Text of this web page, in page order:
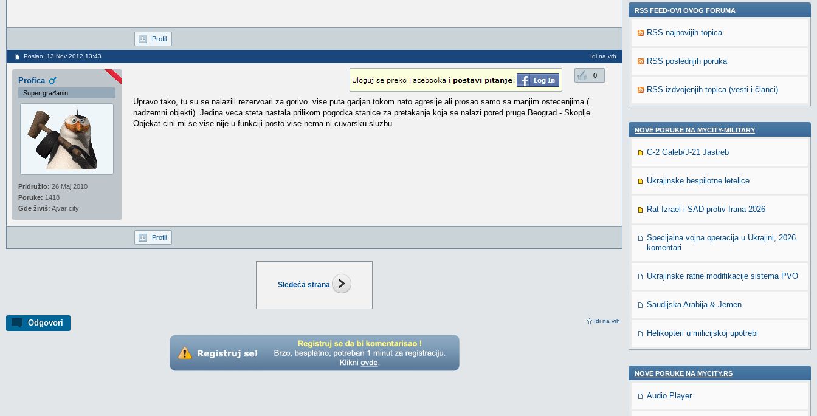
Sledeća strana
Odgovori Idi na vrh
Profil
Poslao: 13 Nov 2012 13:43 Idi na vrh
Profica
Super građanin
Pridružio: 26 Maj 2010
Poruke: 1418
Gde živiš: Ajvar city
0
Upravo tako, tu su se nalazili rezervoari za gorivo. vise puta gadjan tokom nato agresije ali prosao samo sa manjim ostecenjima (
nadzemni objekti). Jedina veca steta nastala prilikom pogodka stanice za pretakanje koja se nalazi pored pruge Beograd - Skoplje.
Objekat cini mi se vise nije u funkciji posto vise nema ni cuvarsku sluzbu.
Profil
RSS FEED-OVI OVOG FORUMA
RSS najnovijih topica
RSS poslednjih poruka
RSS izdvojenjih topica (vesti i članci)
NOVE PORUKE NA MYCITY-MILITARY
G-2 Galeb/J-21 Jastreb
Ukrajinske bespilotne letelice
Rat Izrael i SAD protiv Irana 2026
Specijalna vojna operacija u Ukrajini, 2026.
komentari
Ukrajinske ratne modifikacije sistema PVO
Saudijska Arabija & Jemen
Helikopteri u milicijskoj upotrebi
NOVE PORUKE NA MYCITY.RS
Audio Player